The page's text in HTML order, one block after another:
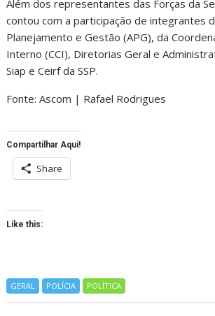
Além dos representantes das Forças da
contou com a participação de integrantes
Planejamento e Gestão (APG), da
Interno (CCI), Diretorias Geral e
Siap e Ceirf da SSP.
Fonte: Ascom | Rafael Rodrigues
Compartilhar Aqui!
Share
Like this:
GERAL POLÍCIA POLÍTICA